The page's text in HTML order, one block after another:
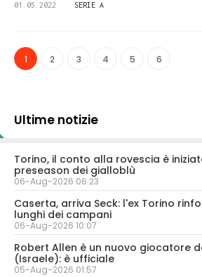
01.05.2022 SERIE A
1 2 3 4 5 6
Ultime notizie
Torino, il conto alla rovescia è
preseason dei gialloblù
06-Aug-2026 06:23
Caserta, arriva Seck: l'ex Torino
lunghi dei campani
06-Aug-2026 10:07
Robert Allen è un nuovo giocatore
(Israele): è ufficiale
05-Aug-2026 01:57